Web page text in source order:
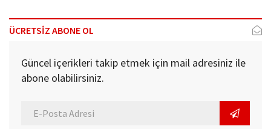
ÜCRETSİZ ABONE OL
Güncel içerikleri takip etmek için mail adresiniz ile
abone olabilirsiniz.